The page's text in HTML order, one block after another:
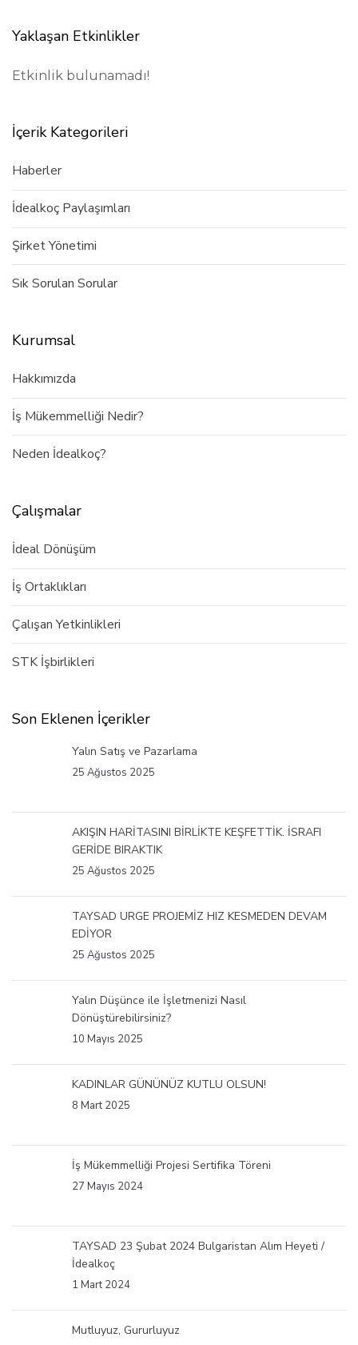
Yaklaşan Etkinlikler
Etkinlik bulunamadı!
İçerik Kategorileri
Haberler
İdealkoç Paylaşımları
Şirket Yönetimi
Sık Sorulan Sorular
Kurumsal
Hakkımızda
İş Mükemmelliği Nedir?
Neden İdealkoç?
Çalışmalar
İdeal Dönüşüm
İş Ortaklıkları
Çalışan Yetkinlikleri
STK İşbirlikleri
Son Eklenen İçerikler
Yalın Satış ve Pazarlama
25 Ağustos 2025
AKIŞIN HARİTASINI BİRLİKTE KEŞFETTİK. İSRAFI
GERİDE BIRAKTIK
25 Ağustos 2025
TAYSAD URGE PROJEMİZ HIZ KESMEDEN DEVAM
EDİYOR
25 Ağustos 2025
Yalın Düşünce ile İşletmenizi Nasıl
Dönüştürebilirsiniz?
10 Mayıs 2025
KADINLAR GÜNÜNÜZ KUTLU OLSUN!
8 Mart 2025
İş Mükemmelliği Projesi Sertifika Töreni
27 Mayıs 2024
TAYSAD 23 Şubat 2024 Bulgaristan Alım Heyeti /
İdealkoç
1 Mart 2024
Mutluyuz, Gururluyuz